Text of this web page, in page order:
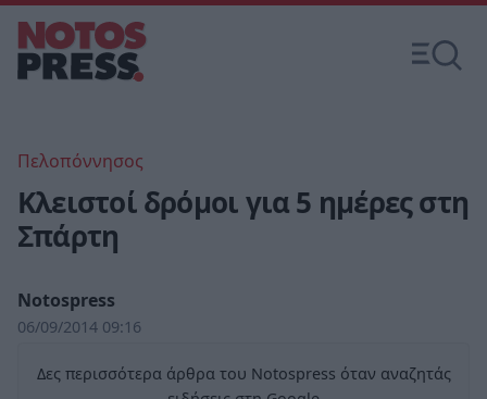
Πελοπόννησος
Κλειστοί δρόμοι για 5 ημέρες στη
Σπάρτη
Notospress
06/09/2014 09:16
Δες περισσότερα άρθρα του Notospress όταν αναζητάς